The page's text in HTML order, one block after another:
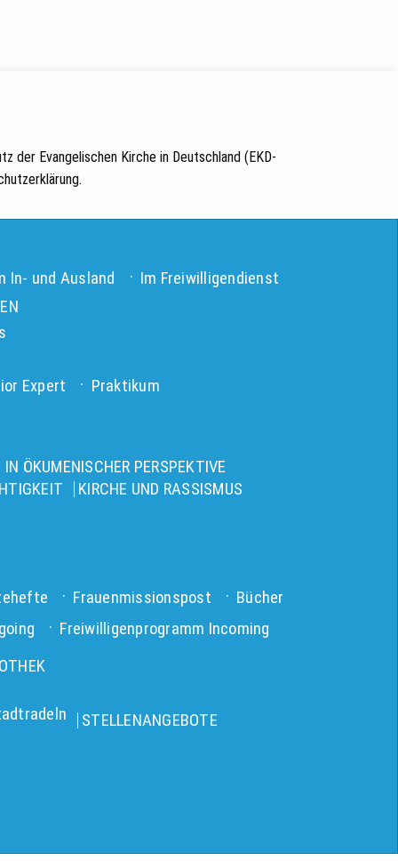
der Evangelischen Kirche in Deutschland (EKD-
In- und Ausland
Im Freiwilligendienst
Expert Praktikum
ÖKUMENISCHER PERSPEKTIVE
KIRCHE UND RASSISMUS
Frauenmissionspost
Bücher
Freiwilligenprogramm Incoming
STELLENANGEBOTE